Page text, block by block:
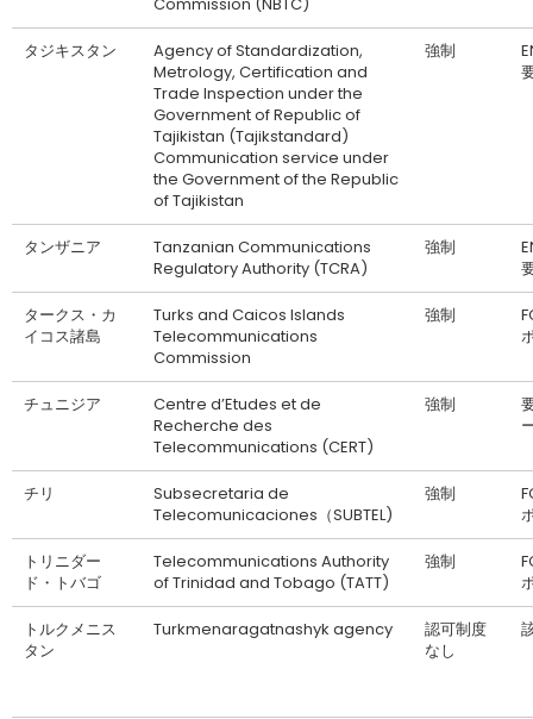
タジキスタン
Agency of Standardization,
Metrology, Certification and
Trade Inspection under the
Government of Republic of
Tajikistan (Tajikstandard)
Communication service under
the Government of the Republic
of Tajikistan
強制
タンザニア
Tanzanian Communications
Regulatory Authority (TCRA)
強制
タークス・カ
イコス諸島
Turks and Caicos Islands
Telecommunications
Commission
強制
チュニジア
Centre d’Etudes et de
Recherche des
Telecommunications (CERT)
強制
チリ
Subsecretaria de
Telecomunicaciones（SUBTEL)
強制
トリニダー
ド・トバゴ
Telecommunications Authority
of Trinidad and Tobago (TATT)
強制
トルクメニス
タン
Turkmenaragatnashyk agency
認可制度
なし